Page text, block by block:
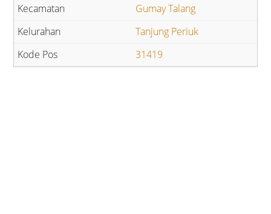
Gumay Talang
Tanjung Periuk
31419